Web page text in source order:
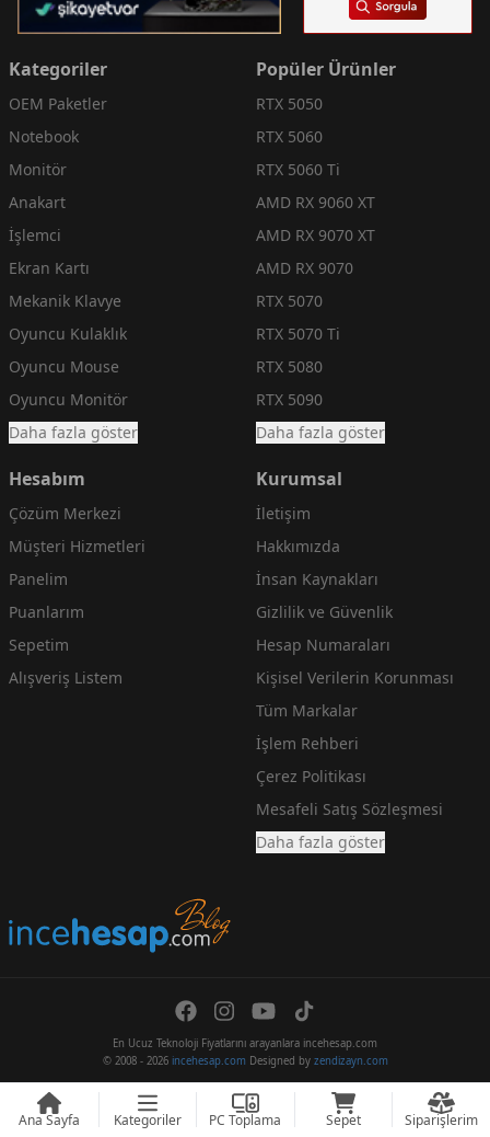
Ana Sayfa Kategoriler PC Toplama Sepet Siparişlerim
Kategoriler
OEM Paketler
Notebook
Monitör
Anakart
İşlemci
Ekran Kartı
Mekanik Klavye
Oyuncu Kulaklık
Oyuncu Mouse
Oyuncu Monitör
Daha fazla göster
Popüler Ürünler
RTX 5050
RTX 5060
RTX 5060 Ti
AMD RX 9060 XT
AMD RX 9070 XT
AMD RX 9070
RTX 5070
RTX 5070 Ti
RTX 5080
RTX 5090
Daha fazla göster
Hesabım
Çözüm Merkezi
Müşteri Hizmetleri
Panelim
Puanlarım
Sepetim
Alışveriş Listem
Kurumsal
İletişim
Hakkımızda
İnsan Kaynakları
Gizlilik ve Güvenlik
Hesap Numaraları
Kişisel Verilerin Korunması
Tüm Markalar
İşlem Rehberi
Çerez Politikası
Mesafeli Satış Sözleşmesi
Daha fazla göster
En Ucuz Teknoloji Fiyatlarını arayanlara incehesap.com
© 2008 - 2026 incehesap.comDesigned by zendizayn.com